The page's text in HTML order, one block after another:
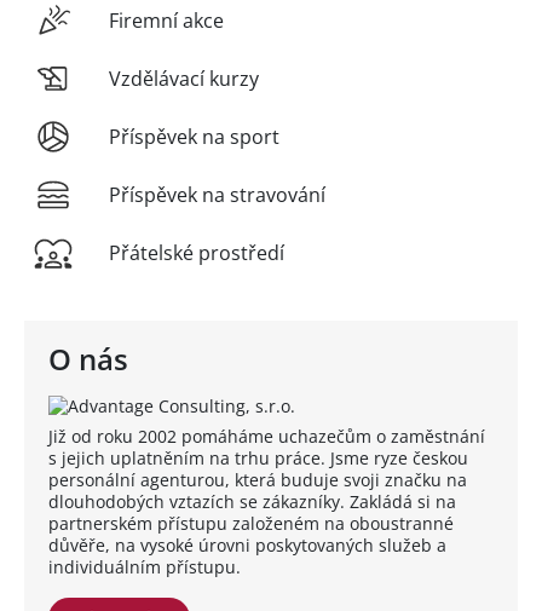
O nás
Již od roku 2002 pomáháme uchazečům o zaměstnání
s jejich uplatněním na trhu práce. Jsme ryze českou
personální agenturou, která buduje svoji značku na
dlouhodobých vztazích se zákazníky. Zakládá si na
partnerském přístupu založeném na oboustranné
důvěře, na vysoké úrovni poskytovaných služeb a
individuálním přístupu.
Firemní akce
Vzdělávací kurzy
Příspěvek na sport
Příspěvek na stravování
Přátelské prostředí